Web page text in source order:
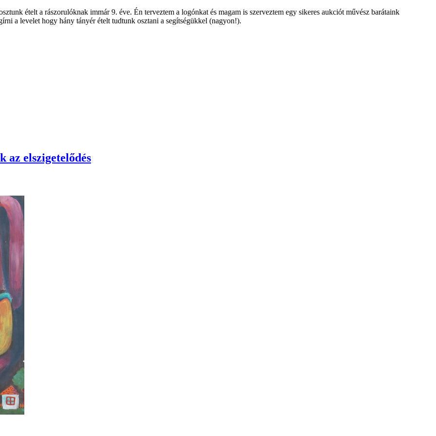
ételt a rászorulóknak immár 9. éve. Én terveztem a logónkat és magam is szerveztem egy sikeres aukciót művész barátaink
a levelet hogy hány tányér ételt tudtunk osztani a segítségükkel (nagyon!).
elszigetelődés